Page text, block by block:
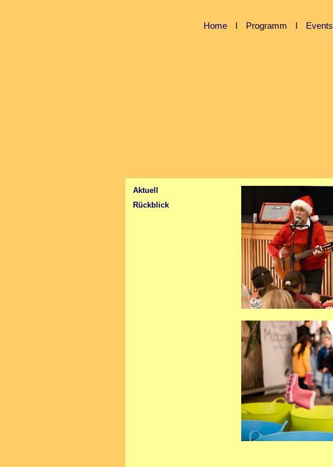
Home ǀ Programm ǀ Events
Aktuell
Rückblick